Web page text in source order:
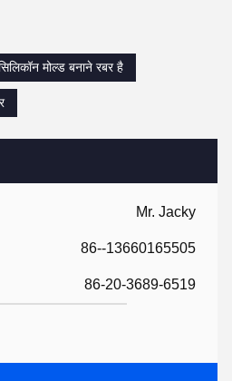
Mr. Jacky
86--13660165505
86-20-3689-6519
मोल्ड बनाने रबर है